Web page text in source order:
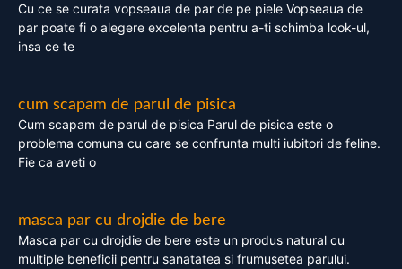
Cu ce se curata vopseaua de par de pe piele Vopseaua de
par poate fi o alegere excelenta pentru a-ti schimba look-ul,
insa ce te
cum scapam de parul de pisica
Cum scapam de parul de pisica Parul de pisica este o
problema comuna cu care se confrunta multi iubitori de feline.
Fie ca aveti o
masca par cu drojdie de bere
Masca par cu drojdie de bere este un produs natural cu
multiple beneficii pentru sanatatea si frumusetea parului.